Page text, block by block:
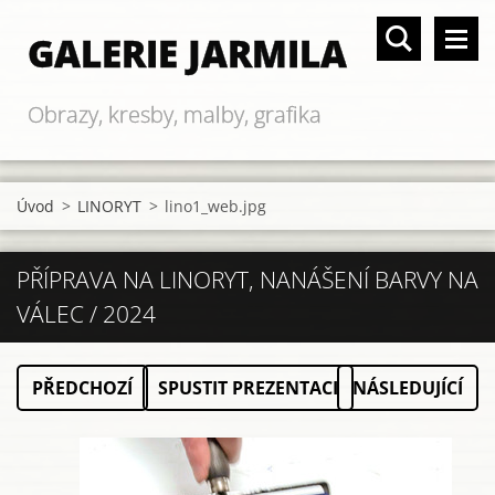
GALERIE JARMILA
Obrazy, kresby, malby, grafika
Úvod > LINORYT > lino1_web.jpg
PŘÍPRAVA NA LINORYT, NANÁŠENÍ BARVY NA
VÁLEC / 2024
PŘEDCHOZÍ SPUSTIT PREZENTACI NÁSLEDUJÍCÍ